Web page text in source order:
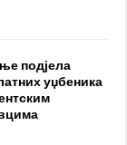
подјела
уџбеника